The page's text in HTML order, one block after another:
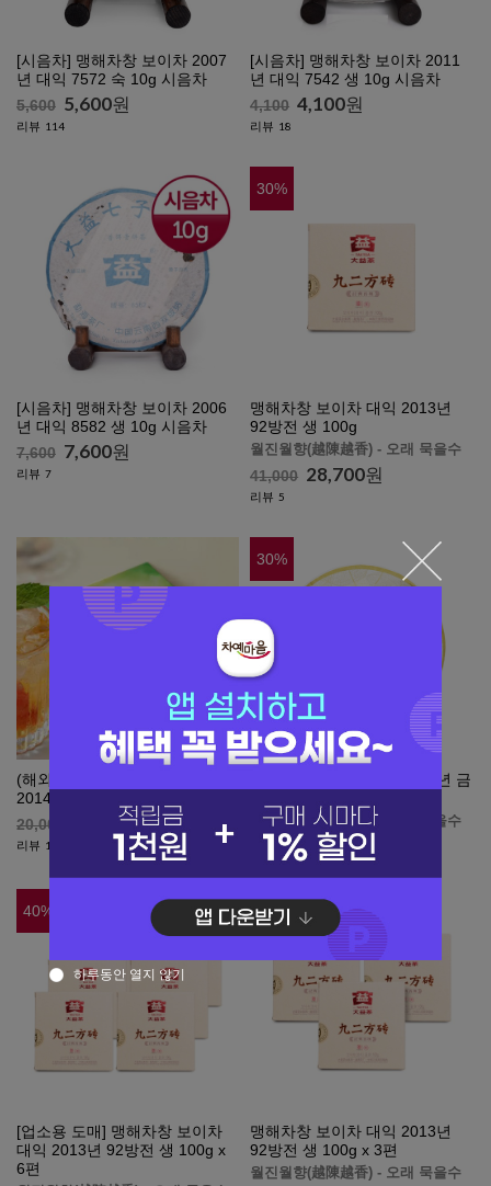
[시음차] 맹해차창 보이차 2007
년 대익 7572 숙 10g 시음차
5,600 5,600원
리뷰 114
[시음차] 맹해차창 보이차 2011
년 대익 7542 생 10g 시음차
4,100 4,100원
리뷰 18
[시음차] 맹해차창 보이차 2006
년 대익 8582 생 10g 시음차
7,600 7,600원
리뷰 7
30%
맹해차창 보이차 대익 2013년
92방전 생 100g
월진월향(越陳越香) - 오래 묵을수
록 향이 깊고 맛있어집니다.
41,000 28,700원
리뷰 5
(해외직구b155)대익 보이차
2014년 비취 소전차 생차 81g
20,000
20,000원
리뷰 1
30%
맹해차창 보이차 대익 2011년 금
월진월향(越陳越香) - 오래 묵을수
록 향이 깊고 맛있어집니다.
1,493,000 1,045,000
40%
[업소용 도매] 맹해차창 보이차
대익 2013년 92방전 생 100g x
6편
35%
맹해차창 보이차 대익 2013년
92방전 생 100g x 3편
월진월향(越陳越香) - 오래 묵을수
하루동안 열지 않기